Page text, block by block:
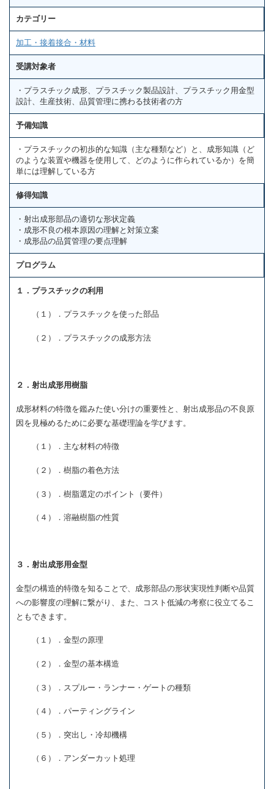
カテゴリー
加工・接着接合・材料
受講対象者
・プラスチック成形、プラスチック製品設計、プラスチック用金型
設計、生産技術、品質管理に携わる技術者の方
予備知識
・プラスチックの初歩的な知識（主な種類など）と、成形知識（ど
のような装置や機器を使用して、どのように作られているか）を簡
単には理解している方
修得知識
・射出成形部品の適切な形状定義
・成形不良の根本原因の理解と対策立案
・成形品の品質管理の要点理解
プログラム
１．プラスチックの利用
（１）．プラスチックを使った部品
（２）．プラスチックの成形方法
２．射出成形用樹脂
成形材料の特徴を鑑みた使い分けの重要性と、射出成形品の不良原
因を見極めるために必要な基礎理論を学びます。
（１）．主な材料の特徴
（２）．樹脂の着色方法
（３）．樹脂選定のポイント（要件）
（４）．溶融樹脂の性質
３．射出成形用金型
金型の構造的特徴を知ることで、成形部品の形状実現性判断や品質
への影響度の理解に繋がり、また、コスト低減の考察に役立てるこ
ともできます。
（１）．金型の原理
（２）．金型の基本構造
（３）．スプルー・ランナー・ゲートの種類
（４）．パーティングライン
（５）．突出し・冷却機構
（６）．アンダーカット処理